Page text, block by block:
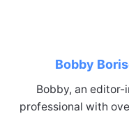
Bobby
Bobby, an
professional with